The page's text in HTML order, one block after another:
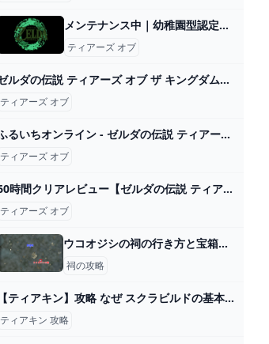
メンテナンス中｜幼稚園型認定こども園大福幼稚園
ティアーズ オブ
ゼルダの伝説 ティアーズ オブ ザ キングダム 2024年3月試奏会 / The Legend of Zelda: TotK Mar. 2024 Trial Session - YouTube
ティアーズ オブ
ふるいちオンライン - ゼルダの伝説 ティアーズ オブ ザ キングダム
ティアーズ オブ
60時間クリアレビュー【ゼルダの伝説 ティアーズオブザキングダム】ゲームの歴史が動く！ - YouTube
ティアーズ オブ
ウコオジシの祠の行き方と宝箱｜ラウルの祝福
祠の攻略
【ティアキン】攻略 なぜ スクラビルドの基本が重要なのか？武器の裏技【ゼルダの伝説 ティアーズ オブ ザ キングダム】 - YouTube
ティアキン 攻略